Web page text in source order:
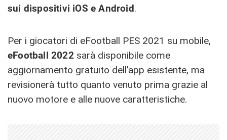
sui dispositivi iOS e Android.
Per i giocatori di eFootball PES 2021 su mobile,
eFootball 2022sarà disponibile come
aggiornamento gratuito dell’app esistente, ma
revisionerà tutto quanto venuto prima grazie al
nuovo motore e alle nuove caratteristiche.